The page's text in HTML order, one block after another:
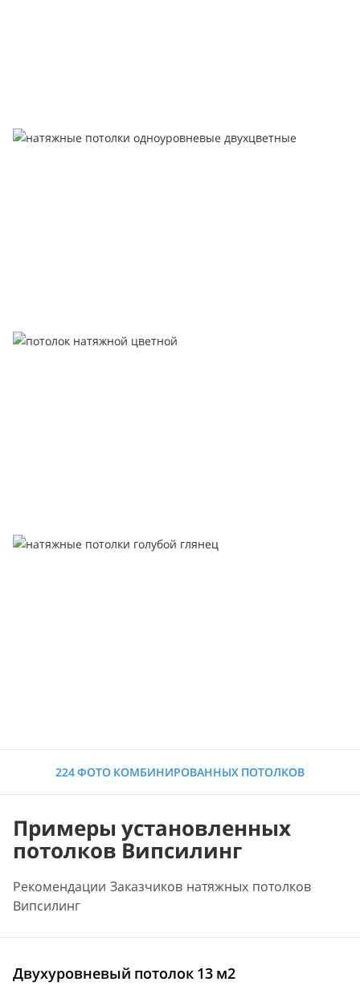
224 ФОТО КОМБИНИРОВАННЫХ ПОТОЛКОВ
Примеры установленных
потолков Випсилинг
Рекомендации Заказчиков натяжных потолков
Випсилинг
Двухуровневый потолок 13 м2